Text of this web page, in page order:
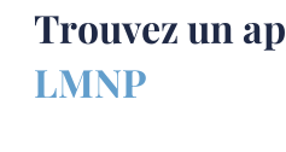
Trouvez un
LMNP